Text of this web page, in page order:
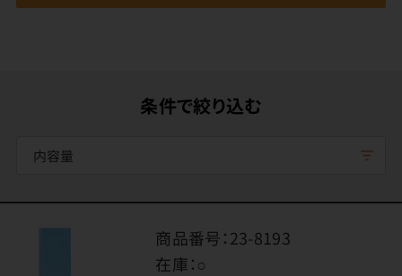
条件で絞り込む
内容量
商品番号：23-8193
在庫：○